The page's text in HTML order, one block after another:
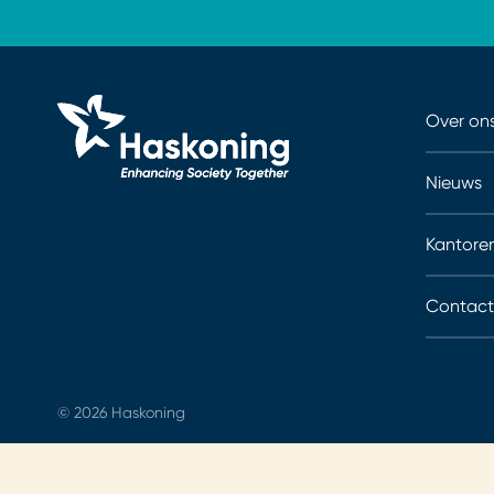
Over
Nieuws
Contact
© 2026 Haskoning